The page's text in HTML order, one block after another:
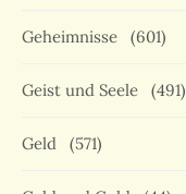
Geheimnisse (601)
Geist und Seele (491)
Geld (571)